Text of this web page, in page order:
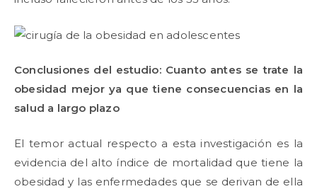
Conclusiones del estudio: Cuanto antes se trate la
obesidad mejor ya que tiene consecuencias en la
salud a largo plazo
El temor actual respecto a esta investigación es la
evidencia del alto índice de mortalidad que tiene la
obesidad y las enfermedades que se derivan de ella